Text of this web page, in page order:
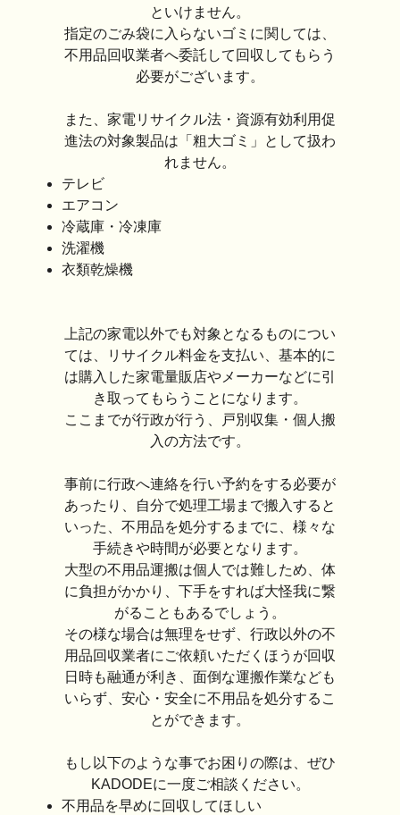
といけません。
指定のごみ袋に入らないゴミに関しては、
不用品回収業者へ委託して回収してもらう
必要がございます。
また、家電リサイクル法・資源有効利用促
進法の対象製品は「粗大ゴミ」として扱わ
れません。
テレビ
エアコン
冷蔵庫・冷凍庫
洗濯機
衣類乾燥機
上記の家電以外でも対象となるものについ
ては、リサイクル料金を支払い、基本的に
は購入した家電量販店やメーカーなどに引
き取ってもらうことになります。
ここまでが行政が行う、戸別収集・個人搬
入の方法です。
事前に行政へ連絡を行い予約をする必要が
あったり、自分で処理工場まで搬入すると
いった、不用品を処分するまでに、様々な
手続きや時間が必要となります。
大型の不用品運搬は個人では難しため、体
に負担がかかり、下手をすれば大怪我に繋
がることもあるでしょう。
その様な場合は無理をせず、行政以外の不
用品回収業者にご依頼いただくほうが回収
日時も融通が利き、面倒な運搬作業なども
いらず、安心・安全に不用品を処分するこ
とができます。
もし以下のような事でお困りの際は、ぜひ
KADODEに一度ご相談ください。
不用品を早めに回収してほしい